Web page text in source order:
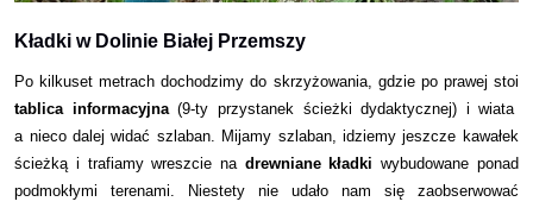
Kładki w Dolinie Białej Przemszy
Po kilkuset metrach dochodzimy do skrzyżowania, gdzie po prawej stoi
tablica informacyjna(9-ty przystanek ścieżki dydaktycznej) i wiata
a nieco dalej widać szlaban. Mijamy szlaban, idziemy jeszcze kawałek
ścieżką i trafiamy wreszcie na drewniane kładki wybudowane ponad
podmokłymi terenami. Niestety nie udało nam się zaobserwować